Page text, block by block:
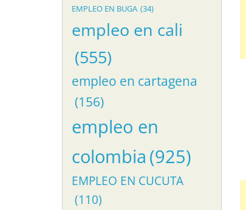
EMPLEO EN BUGA (34)
empleo en cali
(555)
empleo en cartagena
(156)
empleo en
colombia (925)
EMPLEO EN CUCUTA
(110)